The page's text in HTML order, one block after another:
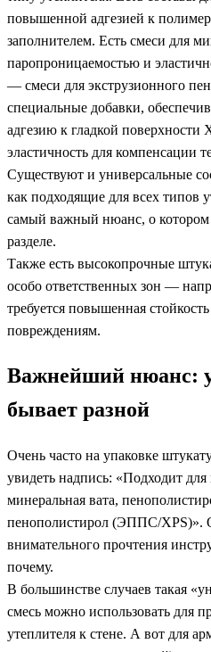
повышенной адгезией к
заполнителем. Есть смеси для
паропроницаемостью и
— смеси для экструзионного
специальные добавки,
адгезию к гладкой
эластичность для компенсации
Существуют и универсальные
как подходящие для всех типов
самый важный нюанс, о
разделе.
Также есть высокопрочные
особо ответственных зон —
требуется повышенная
повреждениям.
Важнейший нюанс:
бывает разной
Очень часто на упаковке
увидеть надпись: «Подходит для
минеральная вата,
пенополистирол (ЭППС/XPS)».
внимательного прочтения
почему.
В большинстве случаев такая
смесь можно использовать для
утеплителя к стене. А вот для